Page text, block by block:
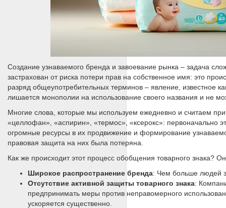
Создание узнаваемого бренда и завоевание рынка – задача
застрахован от риска потери прав на собственное имя: это
разряд общеупотребительных терминов – явление, известное
лишается монополии на использование своего названия и не
Многие слова, которые мы используем ежедневно и считаем
«целлофан», «аспирин», «термос», «ксерокс»: первоначально
огромные ресурсы в их продвижение и формирование
правовая защита на них была потеряна.
Как же происходит этот процесс обобщения товарного знака?
Широкое распространение бренда: Чем больше людей
Отсутствие активной защиты товарного знака:
предпринимать меры против неправомерного
ускоряется существенно.